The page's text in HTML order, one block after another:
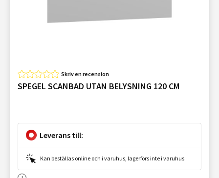
Skriv en recension
SPEGEL SCANBAD UTAN BELYSNING 120 CM
Leverans till:
Kan beställas online och i varuhus, lagerförs inte i varuhus